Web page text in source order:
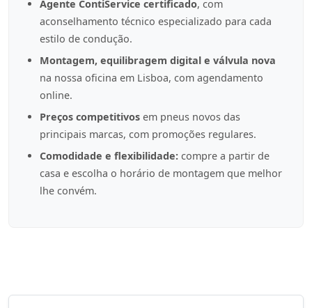
Agente ContiService certificado, com
aconselhamento técnico especializado para cada
estilo de condução.
Montagem, equilibragem digital e válvula nova
na nossa oficina em Lisboa, com agendamento
online.
Preços competitivos em pneus novos das
principais marcas, com promoções regulares.
Comodidade e flexibilidade: compre a partir de
casa e escolha o horário de montagem que melhor
lhe convém.